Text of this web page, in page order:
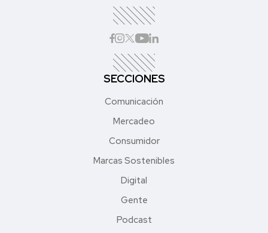
SECCIONES
Comunicación
Mercadeo
Consumidor
Marcas Sostenibles
Digital
Gente
Podcast